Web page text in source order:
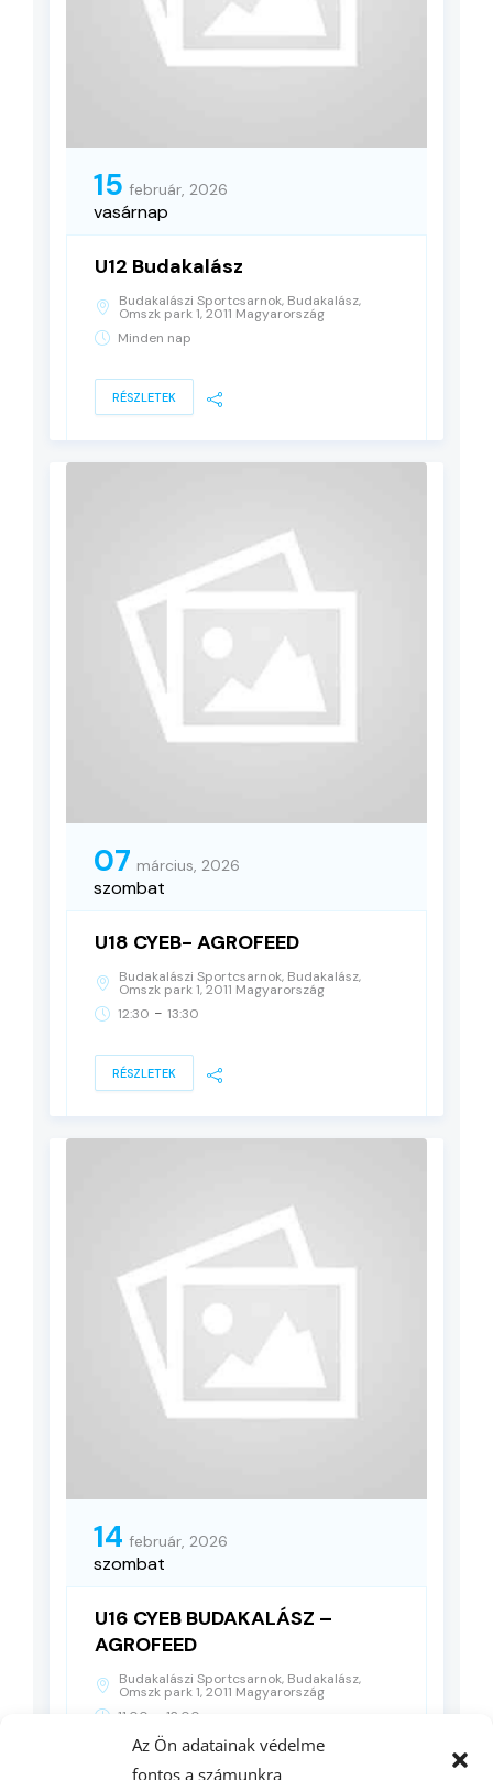
Az Ön adatainak védelme
fontos a számunkra
15 február, 2026
vasárnap
U12 Budakalász
Budakalászi Sportcsarnok, Budakalász,
Omszk park 1, 2011 Magyarország
Minden nap
RÉSZLETEK
07 március, 2026
szombat
U18 CYEB- AGROFEED
Budakalászi Sportcsarnok, Budakalász,
Omszk park 1, 2011 Magyarország
12:30 - 13:30
RÉSZLETEK
14 február, 2026
szombat
U16 CYEB BUDAKALÁSZ –
AGROFEED
Budakalászi Sportcsarnok, Budakalász,
Omszk park 1, 2011 Magyarország
11:00
12:00
RÉSZLETEK